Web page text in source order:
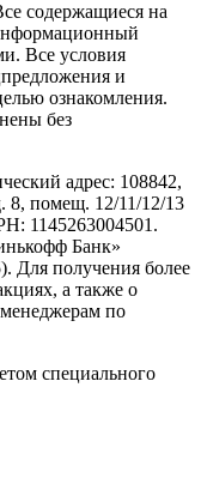
содержащиеся на
Все условия
и
ознакомления.
без
адрес: 108842,
8, помещ. 12/11/12/13
1145263004501.
Банк»
Для получения более
а также о
по
специального